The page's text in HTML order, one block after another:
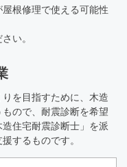
根修理で使える可能性
い。
を目指すために、木造
ので、耐震診断を希望
住宅耐震診断士」を派
するものです。